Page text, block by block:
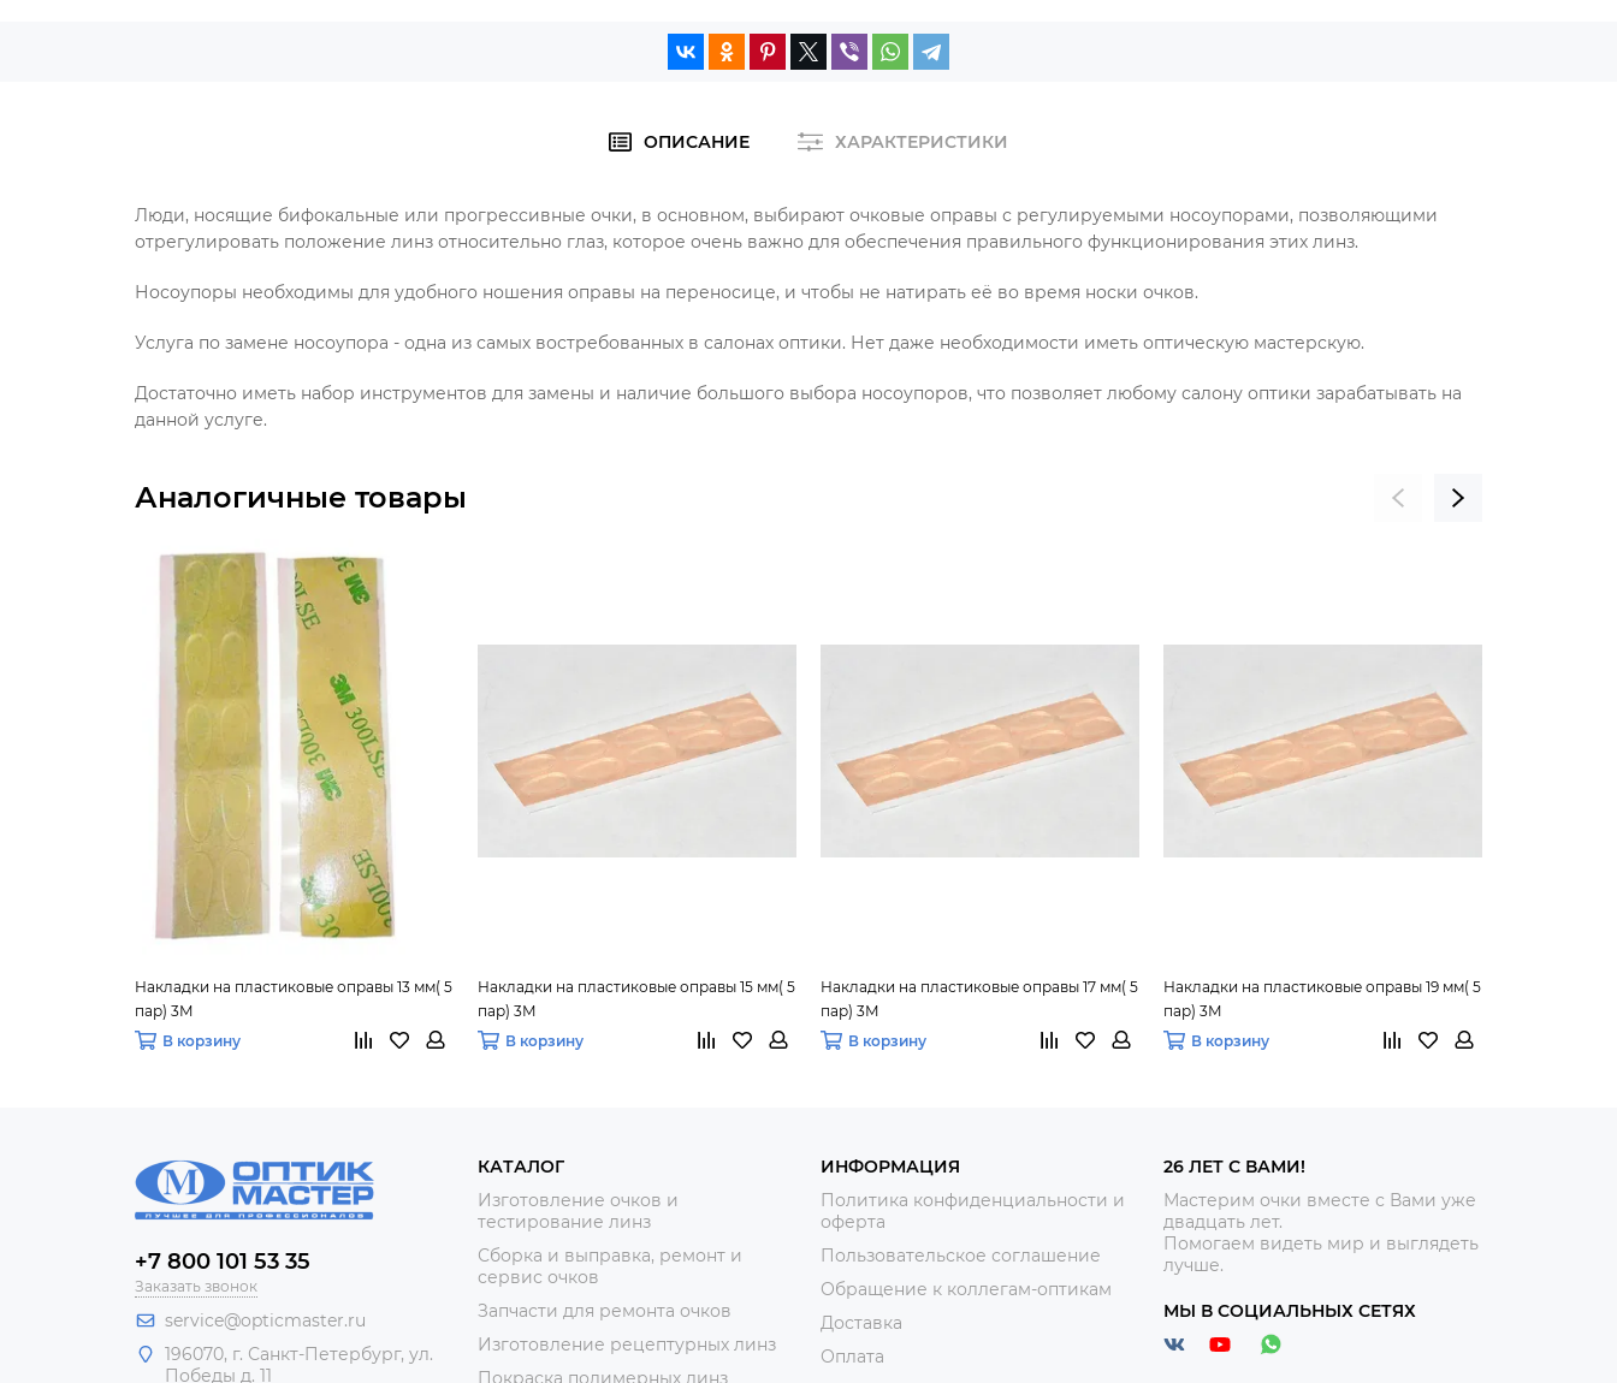
ОПИСАНИЕ ХАРАКТЕРИСТИКИ
Люди, носящие бифокальные или прогрессивные очки, в основном, выбирают очковые оправы с регулируемыми носоупорами, позволяющими
отрегулировать положение линз относительно глаз, которое очень важно для обеспечения правильного функционирования этих линз.
Носоупоры необходимы для удобного ношения оправы на переносице, и чтобы не натирать её во время носки очков.
Услуга по замене носоупора - одна из самых востребованных в салонах оптики. Нет даже необходимости иметь оптическую мастерскую.
Достаточно иметь набор инструментов для замены и наличие большого выбора носоупоров, что позволяет любому салону оптики зарабатывать на
данной услуге.
Аналогичные товары
Накладки на пластиковые оправы 13 мм( 5
пар) 3М
В корзину
Накладки на пластиковые оправы 15 мм( 5
пар) 3М
В корзину
Накладки на пластиковые оправы 17 мм( 5
пар) 3М
В корзину
Накладки на пластиковые оправы 19 мм( 5
пар) 3М
В корзину
+7 800 101 53 35
Заказать звонок
service@opticmaster.ru
196070, г. Санкт-Петербург, ул.
Победы д. 11
КАТАЛОГ
Изготовление очков и
тестирование линз
Сборка и выправка, ремонт и
сервис очков
Запчасти для ремонта очков
Изготовление рецептурных линз
Покраска полимерных линз
ИНФОРМАЦИЯ
Политика конфиденциальности и
оферта
Пользовательское соглашение
Обращение к коллегам-оптикам
Доставка
Оплата
26 ЛЕТ С ВАМИ!
Мастерим очки вместе с Вами уже
двадцать лет.
Помогаем видеть мир и выглядеть
лучше.
МЫ В СОЦИАЛЬНЫХ СЕТЯХ